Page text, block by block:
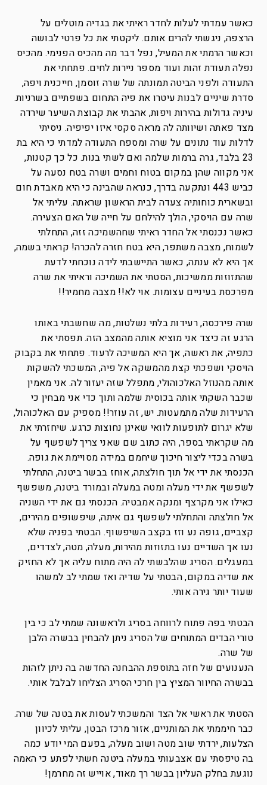
כאשר עמדתי לעלות לחדר ראיתי את בגדיה מוטלים על
הרצפה, ניגשתי להרים אותם. ליקטתי את כל פרטי לבושה
וכאשר הרמתי את המעיל, נפל דבר מה מהכיס הפנימי. מהכיס
נפלה תעודת זהות ועוד מספר ניירות לחים. פתחתי את
התעודה ולפני הביטה תמונתה של שרה זוסמן, חייכנית ויפה,
סדרת שיניים לבנות עיטרו את פיה התחום בשפתיים בשרניות.
עיניה גדולות בהירות ויפות, אהבתי את קבוצת השיער שירדה
מצד פאתה ושיוותה לה מראה סקסי איזו יפיפיה. ניסיתי
לדלות עוד נתונים על שרה ומספח התעודה למדתי כי היא בת
23 בלבד, גרה ברמות שלמה ואם לשתי בנות. כל כך קטנות,
אני מקווה שהן במקום בטוח וחמים ושרה בטח נסעה על
כביש 443 ונתקעה בדרך, כנראה שהבינה כי היא מאבדת חום
ובשארית כוחותיה צעדה לבית הראשון שראתה. עליתי אל
שרה עם הויסקי, הולך להילחם על חייה של האם הצעירה.
כאשר נכנסתי אל החדר ראיתי שחהשמיכה זזה, התחלתי
לשמוח, מצבה משתפר, היא בטח חזרה להכרה! קראתי בשמה,
אך היא לא ענתה, כאשר התיישבתי לידה נוכחתי לדעת
שהתזוזות ממשיכות, הסטתי את השמיכה וראיתי את שרה
מפרכסת בעיניים עצומות. אוי לא!! מצבה מחמיר!!
שרה פירכסה, רעידות בלתי נשלטות, מה שחשבתי באותו
הרגע זה כיצד אני מוציא אותה מהמצב הזה. תפסתי את
כתפיה, את ראשה, אך היא המשיכה לרעוד. פתחתי את בקבוק
הויסקי ושפכתי קצת מהמשקה אל פיה, המשכתי להשקות
אותה מהנוזל האלכוהולי, מתפלל שזה יעזור לה. אני מאמין
שכבר השקתי אותה בכוסית שלמה ותוך כדי אני מבחין כי
הרעידות שלה מתמעטות. יש, זה עוזר!! מספיק עם האלכוהול,
שלא יגרום לתופעות לוואי שאינן נחוצות כרגע. שיחזרתי את
מה שקראתי בספר, היה כתוב שם שאני צריך לשפשף על
בשרה בכדי ליצור חיכוך שיחמם במידה מסויימת את גופה.
הכנסתי את ידי אל תוך חולצתה, אוחז בבשר ביטנה, התחלתי
לשפשף את ידי מעלה ומטה במעלה ובמורד ביטנה, משפשף
כאילו אני מקרצף ומנקה אמבטיה. הכנסתי גם את ידי השניה
אל חולצתה והתחלתי לשפשף גם איתה, שיפשופים מהירים,
קצביים, גופה נע וזז בקצב השיפשוף. הבטתי בפניה שלא
נעו אך השדיים נעו בתזוזות מהירות, מעלה, מטה, לצדדים,
במעגלים. הסריג שהלבשתי לה היה מתוח עליה אך לא החזיק
את שדיה במקום, הבטתי על שדיה ואז שמתי לב למשהו
שעוד יותר גירה אותי.
הבטתי בפה פתוח לרווחה בסריג ולראשונה שמתי לב כי בין
טורי הבדים המתוחים של הסריג ניתן להבחין בבשרה הלבן
של שרה.
הנענועים של חזה בתוספת ההבחנה החדשה בה ניתן לזהות
בבשרה החיוור המציץ בין חרכי הסריג הצליחו לבלבל אותי.
הסטתי את ראשי אל הצד והמשכתי לעסות את בטנה של שרה.
כבר חיממתי את המותניים, אזור מרכז הבטן, עליתי לכיוון
הצלעות, ירדתי שוב מטה ושוב מעלה, בפעם המי יודע כמה
בה טיפסתי עם אצבעותי במעלה ביטנה חשתי לפתע כי האמה
נוגעת בחלק העליון בבשר רך מאוד, אוייש זה מחרמן!